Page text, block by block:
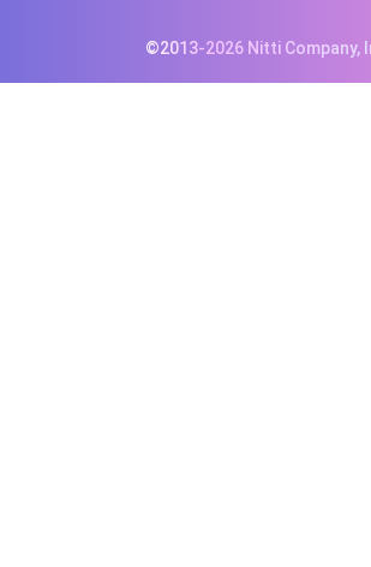
©2013-2026 Nitti Company,